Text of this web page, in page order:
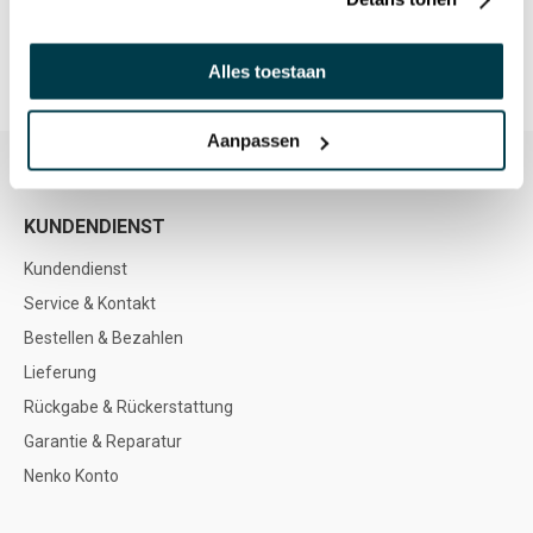
Alles toestaan
Aanpassen
KUNDENDIENST
Kundendienst
Service & Kontakt
Bestellen & Bezahlen
Lieferung
Rückgabe & Rückerstattung
Garantie & Reparatur
Nenko Konto